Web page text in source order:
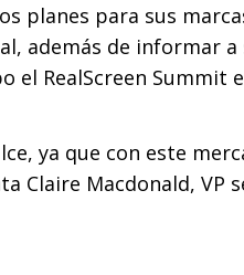
planes para sus
además de informar
el RealScreen Summit
ya que con este
Claire Macdonald,